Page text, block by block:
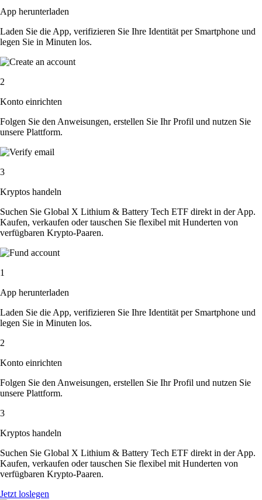
App herunterladen
Laden Sie die App, verifizieren Sie Ihre Identität per Smartphone und
legen Sie in Minuten los.
2
Konto einrichten
Folgen Sie den Anweisungen, erstellen Sie Ihr Profil und nutzen Sie
unsere Plattform.
3
Kryptos handeln
Suchen Sie Global X Lithium & Battery Tech ETF direkt in der App.
Kaufen, verkaufen oder tauschen Sie flexibel mit Hunderten von
verfügbaren Krypto-Paaren.
1
App herunterladen
Laden Sie die App, verifizieren Sie Ihre Identität per Smartphone und
legen Sie in Minuten los.
2
Konto einrichten
Folgen Sie den Anweisungen, erstellen Sie Ihr Profil und nutzen Sie
unsere Plattform.
3
Kryptos handeln
Suchen Sie Global X Lithium & Battery Tech ETF direkt in der App.
Kaufen, verkaufen oder tauschen Sie flexibel mit Hunderten von
verfügbaren Krypto-Paaren.
Jetzt loslegen